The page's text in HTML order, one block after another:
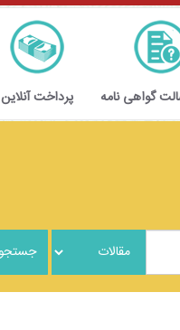
گواهی نامه پرداخت آنلاین